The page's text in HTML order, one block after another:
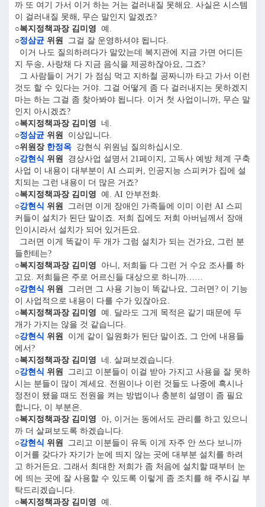
까 또 여기 가서 이거 하는 거는 걸러내질 못해요. 사실은 시스템
이 걸러내질 못해, 무슨 말인지 알겠죠?
○복지정책과장 김미영 예.
○정삼균 위원
그걸 잘 운영하셔야 됩니다.
이거 나도 질의하려다가 말았는데 복지관에 지금 가면 어디든
지 두송, 사랑채 다 지금 음식을 제공하잖아요, 그죠?
그 사람들이 거기 가 점심 먹고 지하철 공짜니까 타고 가서 이런
것도 할 수 있다는 거야. 그걸 어떻게 좀 다 걸러내지는 못하겠지
마는 하는 그걸 좀 찾아봐야 됩니다. 이거 첫 사업이니까, 무슨 말
인지 아시겠죠?
○복지정책과장 김미영 네.
○정삼균 위원
이상입니다.
○위원장 한정옥 강현식 위원님 질의하십시오.
○강현식 위원
경상사업 설명서 21페이지, 고독사 예방 체계 구축
사업 이 내용이 대부분이 AI 스피커, 인공지능 스피커가 집에 설
치되는 그런 내용이 더 많은 거죠?
○복지정책과장 김미영 예. AI 안부전화.
○강현식 위원
그러면 이게 장애인 가족들에 이미 이런 AI 스피
커들이 설치가 된단 말이죠. 저희 집에도 저희 아버님께서 장애
인이시라서 설치가 되어 있거든요.
그러면 이게 똑같이 두 개가 그럼 설치가 되는 건가요, 그런 분
들한테는?
○복지정책과장 김미영 아니, 저희들 다 그런 거 수요 조사를 하
고요. 저희들은 주로 어르신들 대상으로 하니까……
○강현식 위원
그러면 그 사용 기능이 똑같나요, 그러면? 이 기능
이 사업적으로 내용이 다를 수가 있잖아요.
○복지정책과장 김미영 예. 달라도 그게 목적은 같기 때문에 두
개가 가지는 않을 것 같습니다.
○강현식 위원
이게 같이 일원화가 된단 말이죠, 그 안에 내용들
에서?
○복지정책과장 김미영 네. 살펴보겠습니다.
○강현식 위원
그리고 이분들이 이걸 받아 가지고 사용을 잘 못하
시는 분들이 많이 계세요. 전원이나 이런 것들도 나중에 혹시나
정전이 됐을 때도 전원을 켜는 방법이나 충분히 설명이 좀 필요
합니다, 이 부분은.
○복지정책과장 김미영 아, 이거는 동에서도 관리를 하고 있으니
까 더 살펴보도록 하겠습니다.
○강현식 위원
그리고 이분들이 유독 이게 자주 안 쓰다 보니까
이거를 갖다가 자기가 눈에 띄지 않는 곳에 대부분 설치를 하려
고 하거든요. 그래서 최대한 저희가 좀 처음에 설치할 때부터 눈
에 띄는 곳에 잘 사용할 수 있도록 이렇게 좀 조치를 해 주시길 부
탁드리겠습니다.
○복지정책과장 김미영 예.